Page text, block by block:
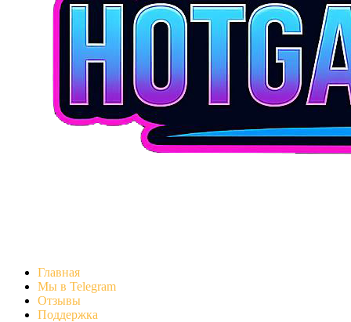
Главная
Мы в Telegram
Отзывы
Поддержка